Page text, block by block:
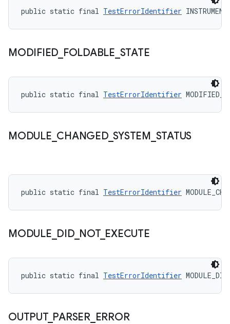
public static final TestErrorIdentifier
MODIFIED FOLDABLE STATE
public static final TestErrorIdentifier
MODULE CHANGED_SYSTEM STATUS
public static final TestErrorIdentifier
MODULE DID_ NOT_ EXECUTE
public static final TestErrorIdentifier
OUTPUT_ PARSER_ ERROR